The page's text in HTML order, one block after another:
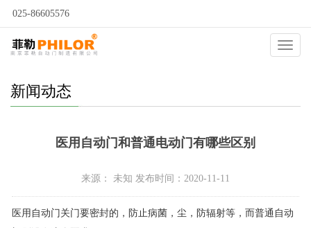
025-86605576
自动门
新闻动态
医用自动门和普通电动门有哪些区别
来源： 未知 发布时间：2020-11-11
医用自动门关门要密封的，防止病菌，尘，防辐射等，而普通自动